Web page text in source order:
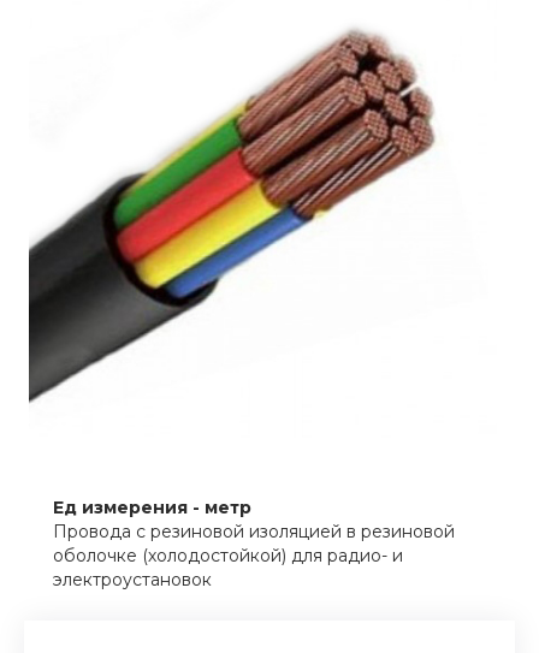
Ед измерения - метр
Провода с резиновой изоляцией в резиновой
оболочке (холодостойкой) для радио- и
электроустановок